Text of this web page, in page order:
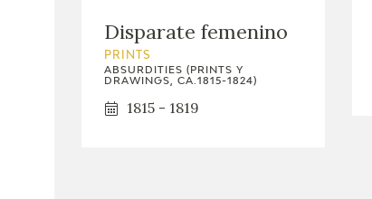
Disparate femenino
PRINTS
ABSURDITIES (PRINTS Y
DRAWINGS, CA.1815-1824)
1815 - 1819